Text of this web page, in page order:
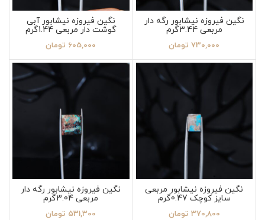
نگین فیروزه نیشابور رگه دار
مربعی 3.44گرم
730,000 تومان
نگین فیروزه نیشابور آبی
گوشت دار مربعی 1.44گرم
605,000 تومان
نگین فیروزه نیشابور مربعی
سایز کوچک 0.47گرم
370,800 تومان
نگین فیروزه نیشابور رگه دار
مربعی 3.04گرم
531,300 تومان